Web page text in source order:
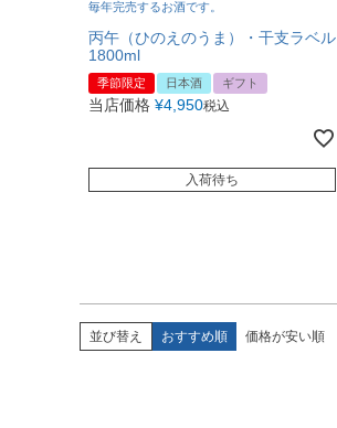
毎年完売するお酒です。
丙午（ひのえのうま）・干支ラベル
1800ml
季節限定 日本酒 ギフト
当店価格 ¥4,950税込
入荷待ち
並び替え おすすめ順 価格が安い順